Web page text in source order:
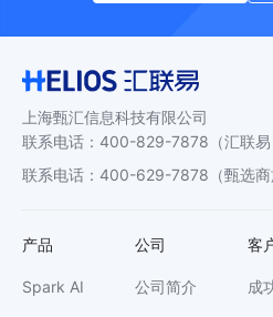
上海甄汇信息科技有限公司
联系电话 ： 400-829-7878 （汇联易
联系电话 ： 400-629-7878 （甄选商
产品
Spark AI
公司
公司简介
客
成